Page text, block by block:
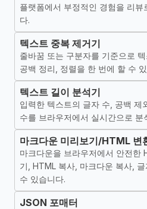
플랫폼에서 부정적인 경험을 리
다.
텍스트 중복 제거기
줄바꿈 또는 구분자를 기준으로
공백 정리, 정렬을 한 번에 할 수
텍스트 길이 분석기
입력한 텍스트의 글자 수, 공백 제
수를 브라우저에서 실시간으로 분
마크다운 미리보기/HTML 변
마크다운을 브라우저에서 안전한
기, HTML 복사, 마크다운 복사,
수 있습니다.
JSON 포매터